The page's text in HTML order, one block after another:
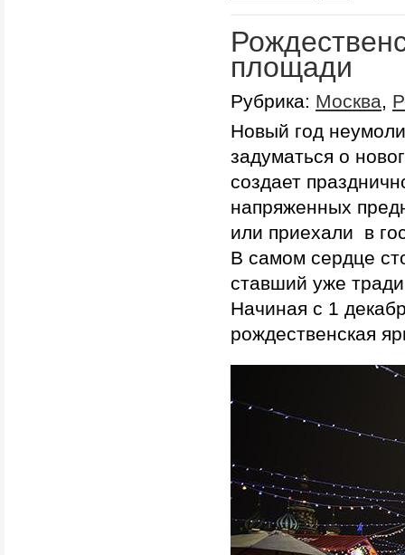
площади
Рубрика: Москва,
Новый год
задуматься о
создает
напряженных
или приехали в
В самом сердце
ставший уже
Начиная с 1
рождественская